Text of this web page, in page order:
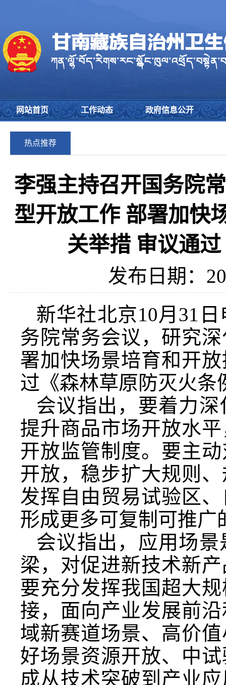
网站首页 工作动态 政府信息公开
热点推荐
李强主持召开国务院
型开放工作 部署加快
关举措 审议通
发布日期：
新华社北京10月31
务院常务会议，研究
署加快场景培育和开
过《森林草原防灭火条
会议指出，要着力
提升商品市场开放水
开放监管制度。要主
开放，稳步扩大规则
发挥自由贸易试验区
形成更多可复制可推广
会议指出，应用场
梁，对促进新技术新
要充分发挥我国超大
接，面向产业发展前
域新赛道场景、高价
好场景资源开放、中
成从技术突破到产业